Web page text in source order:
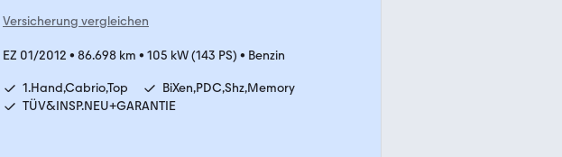
Versicherung vergleichen
EZ 01/2012 • 86.698 km • 105 kW (143 PS) • Benzin
1.Hand,Cabrio,Top
BiXen,PDC,Shz,Memory
TÜV&INSP.NEU+GARANTIE